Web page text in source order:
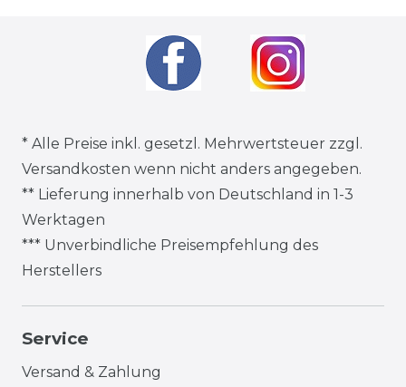
* Alle Preise inkl. gesetzl. Mehrwertsteuer zzgl.
Versandkosten wenn nicht anders angegeben.
** Lieferung innerhalb von Deutschland in 1-3
Werktagen
*** Unverbindliche Preisempfehlung des
Herstellers
Service
Versand & Zahlung